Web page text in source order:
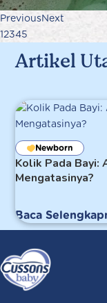
PreviousNext
12345
Artikel
Kolik Pada Bayi:
Mengatasinya?
Newborn
Baca